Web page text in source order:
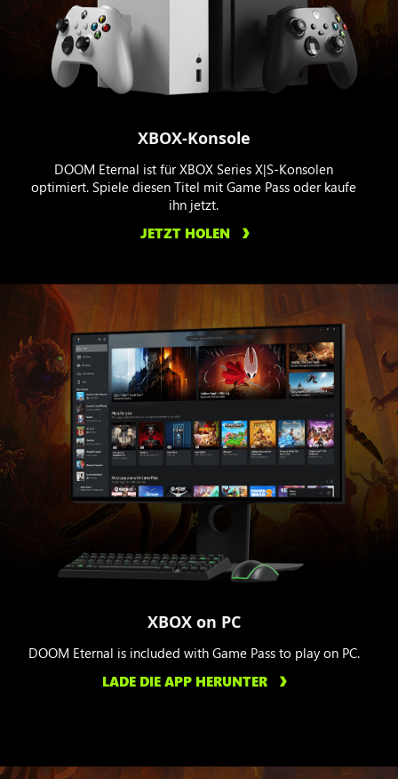
XBOX-Konsole
DOOM Eternal ist für XBOX Series X|S-Konsolen
optimiert. Spiele diesen Titel mit Game Pass oder kaufe
ihn jetzt.
JETZT HOLEN
XBOX on PC
DOOM Eternal is included with Game Pass to play on PC.
LADE DIE APP HERUNTER